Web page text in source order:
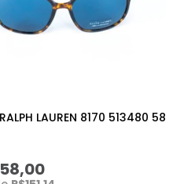
LAUREN 8170 513480 58